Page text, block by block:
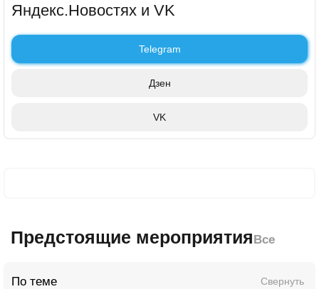
Яндекс.Новостях и VK
Telegram
Дзен
VK
Предстоящие мероприятияВсе
По теме Свернуть